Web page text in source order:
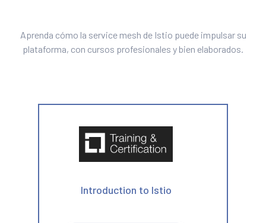
Aprenda cómo la service mesh de Istio puede impulsar su
plataforma, con cursos profesionales y bien elaborados.
Introduction to Istio